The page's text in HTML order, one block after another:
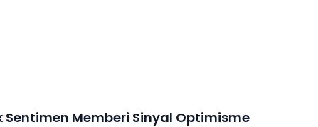
Sentimen Memberi Sinyal Optimisme